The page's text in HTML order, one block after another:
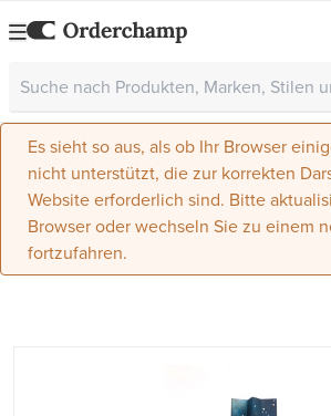
Es sieht so aus, als ob Ihr Browser
nicht unterstützt, die zur korrekten
Website erforderlich sind. Bitte
Browser oder wechseln Sie zu einem
fortzufahren.